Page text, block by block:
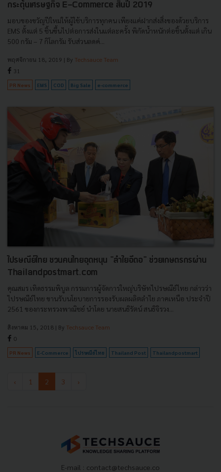
กระตุ้นเศรษฐกิจ E-Commerce สิ้นปี 2019
มอบของขวัญปีใหม่ให้ผู้ใช้บริการทุกคน เพียงแค่ฝากส่งสิ่งของด้วยบริการ
EMS ตั้งแต่ 5 ชิ้นขึ้นไปต่อการส่งในแต่ละครั้ง พิกัดน้ำหนักต่อชิ้นตั้งแต่ เกิน
500 กรัม – 7 กิโลกรัม รับส่วนลดค่...
พฤศจิกายน 18, 2019 | By Techsauce Team
31
PR News EMS COD Big Sale e-commerce
ไปรษณีย์ไทย ชวนคนไทยอุดหนุน "ลำไยอีดอ" ช่วยเกษตรกรผ่าน
Thailandpostmart.com
คุณสมร เทิดธรรมพิบูล กรรมการผู้จัดการใหญ่บริษัทไปรษณีย์ไทย กล่าวว่า
ไปรษณีย์ไทย ขานรับนโยบายการรองรับผลผลิตลำไย ภาคเหนือ ประจำปี
2561 ของกระทรวงพาณิชย์ นำโดย นายสนธิรัตน์ สนธิจิรวง...
สิงหาคม 15, 2018 | By Techsauce Team
0
PR News E-Commerce ไปรษณีย์ไทย Thailand Post Thailandpostmart
‹ 1 2 3 ›
E-mail : contact@techsauce.co